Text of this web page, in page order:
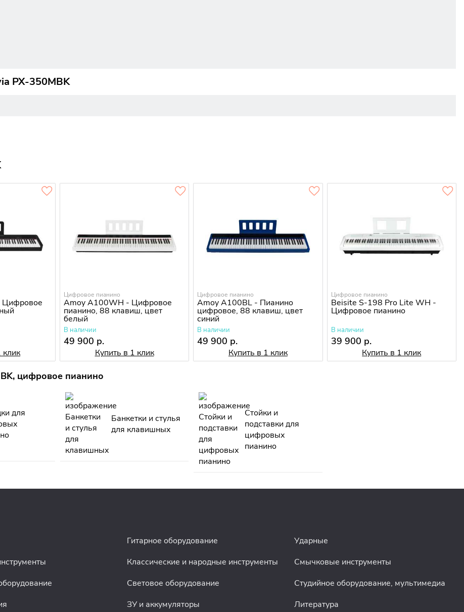
PX-350MBK
Цифровое
клик
Цифровое пианино
Amoy A100WH - Цифровое
пианино, 88 клавиш, цвет
белый
В наличии
49 900 р.
Купить в 1 клик
Цифровое пианино
Amoy A100BL - Пианино
цифровое, 88 клавиш, цвет
синий
В наличии
49 900 р.
Купить в 1 клик
Цифровое пианино
Beisite S-198 Pro Lite WH -
Цифровое пианино
В наличии
39 900 р.
Купить в 1 клик
цифровое пианино
для
Банкетки и стулья
для клавишных
Стойки и
подставки для
цифровых
пианино
Гитарное оборудование
Ударные
Классические и народные инструменты
Смычковые инструменты
Световое оборудование
Студийное оборудование, мультимедиа
ЗУ и аккумуляторы Литература